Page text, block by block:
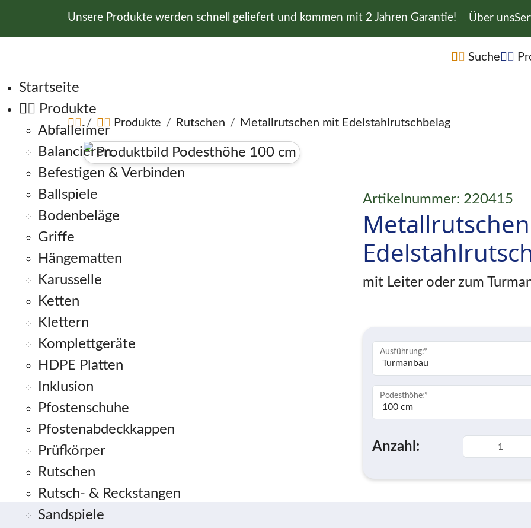
Unsere Produkte werden schnell geliefert und kommen mit 2 Jahren Garantie! Navigation
Über uns
Navigation
Suche
Navigation überspringen
Startseite
Produkte
Abfalleimer
Balancieren
Befestigen & Verbinden
Ballspiele
Bodenbeläge
Griffe
Hängematten
Karusselle
Ketten
Klettern
Komplettgeräte
HDPE Platten
Inklusion
Pfostenschuhe
Pfostenabdeckkappen
Prüfkörper
Rutschen
Rutsch- & Reckstangen
Sandspiele
Produkte Rutschen Metallrutschen mit Edelstahlrutschbelag
Artikelnummer: 220415
mit Leiter oder zum
Ausführung:*
Podesthöhe:*
Anzahl: